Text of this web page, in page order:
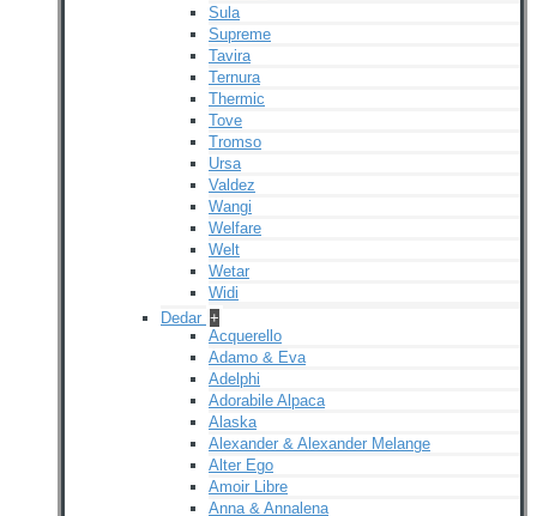
Sula
Supreme
Tavira
Ternura
Thermic
Tove
Tromso
Ursa
Valdez
Wangi
Welfare
Welt
Wetar
Widi
Dedar +
Acquerello
Adamo & Eva
Adelphi
Adorabile Alpaca
Alaska
Alexander & Alexander Melange
Alter Ego
Amoir Libre
Anna & Annalena